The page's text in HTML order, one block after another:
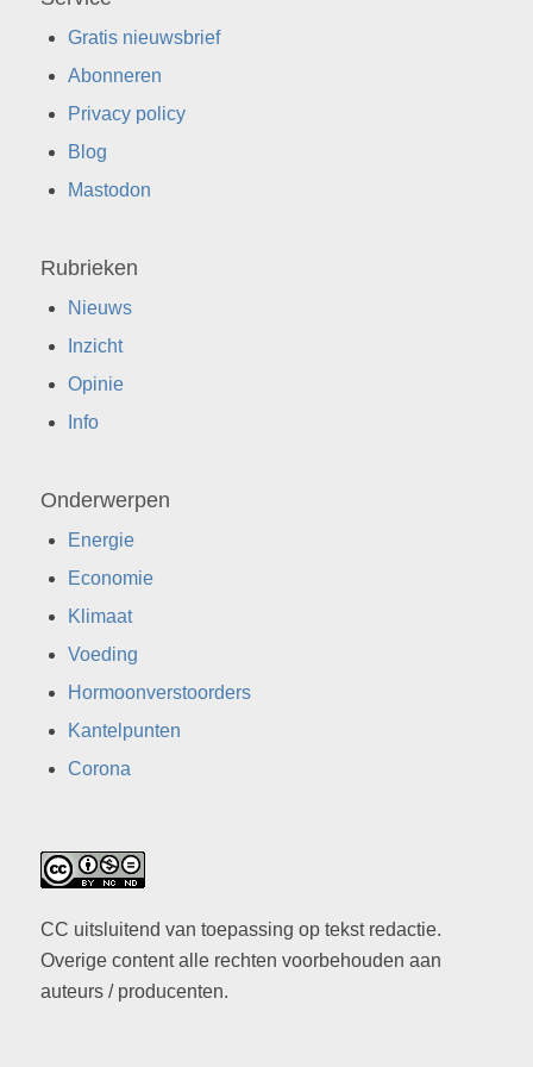
Gratis nieuwsbrief
Abonneren
Privacy policy
Blog
Mastodon
Rubrieken
Nieuws
Inzicht
Opinie
Info
Onderwerpen
Energie
Economie
Klimaat
Voeding
Hormoonverstoorders
Kantelpunten
Corona
CC uitsluitend van toepassing op tekst redactie.
Overige content alle rechten voorbehouden aan
auteurs / producenten.